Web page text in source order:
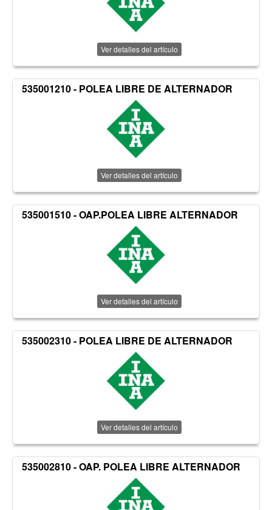
Ver detalles del artículo
535001210 - POLEA LIBRE DE ALTERNADOR
Ver detalles del artículo
535001510 - OAP.POLEA LIBRE ALTERNADOR
Ver detalles del artículo
535002310 - POLEA LIBRE DE ALTERNADOR
Ver detalles del artículo
535002810 - OAP. POLEA LIBRE ALTERNADOR